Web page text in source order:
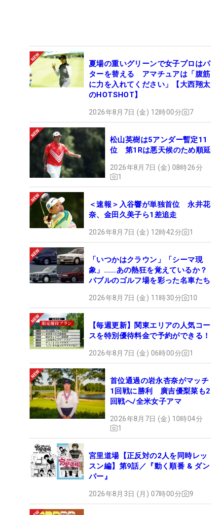
夏場の重いグリーンで女子プロはパ
ターを替える アマチュアは「腹筋
に力を入れてください」【大西翔太
のHOTSHOT】
2026年8月7日 (金) 12時00分 7
松山英樹は5アンダー暫定11
位 第1Rは悪天候のため順延
2026年8月7日 (金) 08時26分
1
＜速報＞入谷響が単独首位 永井花
奈、金田久美子ら1差追走
2026年8月7日 (金) 12時42分 1
「いつかはクラウン」「シーマ現
象」……あの熱狂を覚えているか？
バブルのゴルフ場を彩った名車たち
2026年8月7日 (金) 11時30分 10
【毎週更新】関東エリアの人気コー
スを特別優待料金で予約ができる！
2026年8月7日 (金) 06時00分 1
首位通過の岩永杏奈がマッチ
1回戦に勝利 廣吉優梨菜も2
回戦へ/全米女子アマ
2026年8月7日 (金) 10時04分
1
宮里道場【正反対の2人を同時レッ
スン編】第9話／『動く順番 & ダン
パー』
2026年8月3日 (月) 07時00分 9